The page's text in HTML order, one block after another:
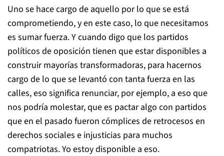
Uno se hace cargo de aquello por lo que se está
comprometiendo, y en este caso, lo que necesitamos
es sumar fuerza. Y cuando digo que los partidos
políticos de oposición tienen que estar disponibles a
construir mayorías transformadoras, para hacernos
cargo de lo que se levantó con tanta fuerza en las
calles, eso significa renunciar, por ejemplo, a eso que
nos podría molestar, que es pactar algo con partidos
que en el pasado fueron cómplices de retrocesos en
derechos sociales e injusticias para muchos
compatriotas. Yo estoy disponible a eso.